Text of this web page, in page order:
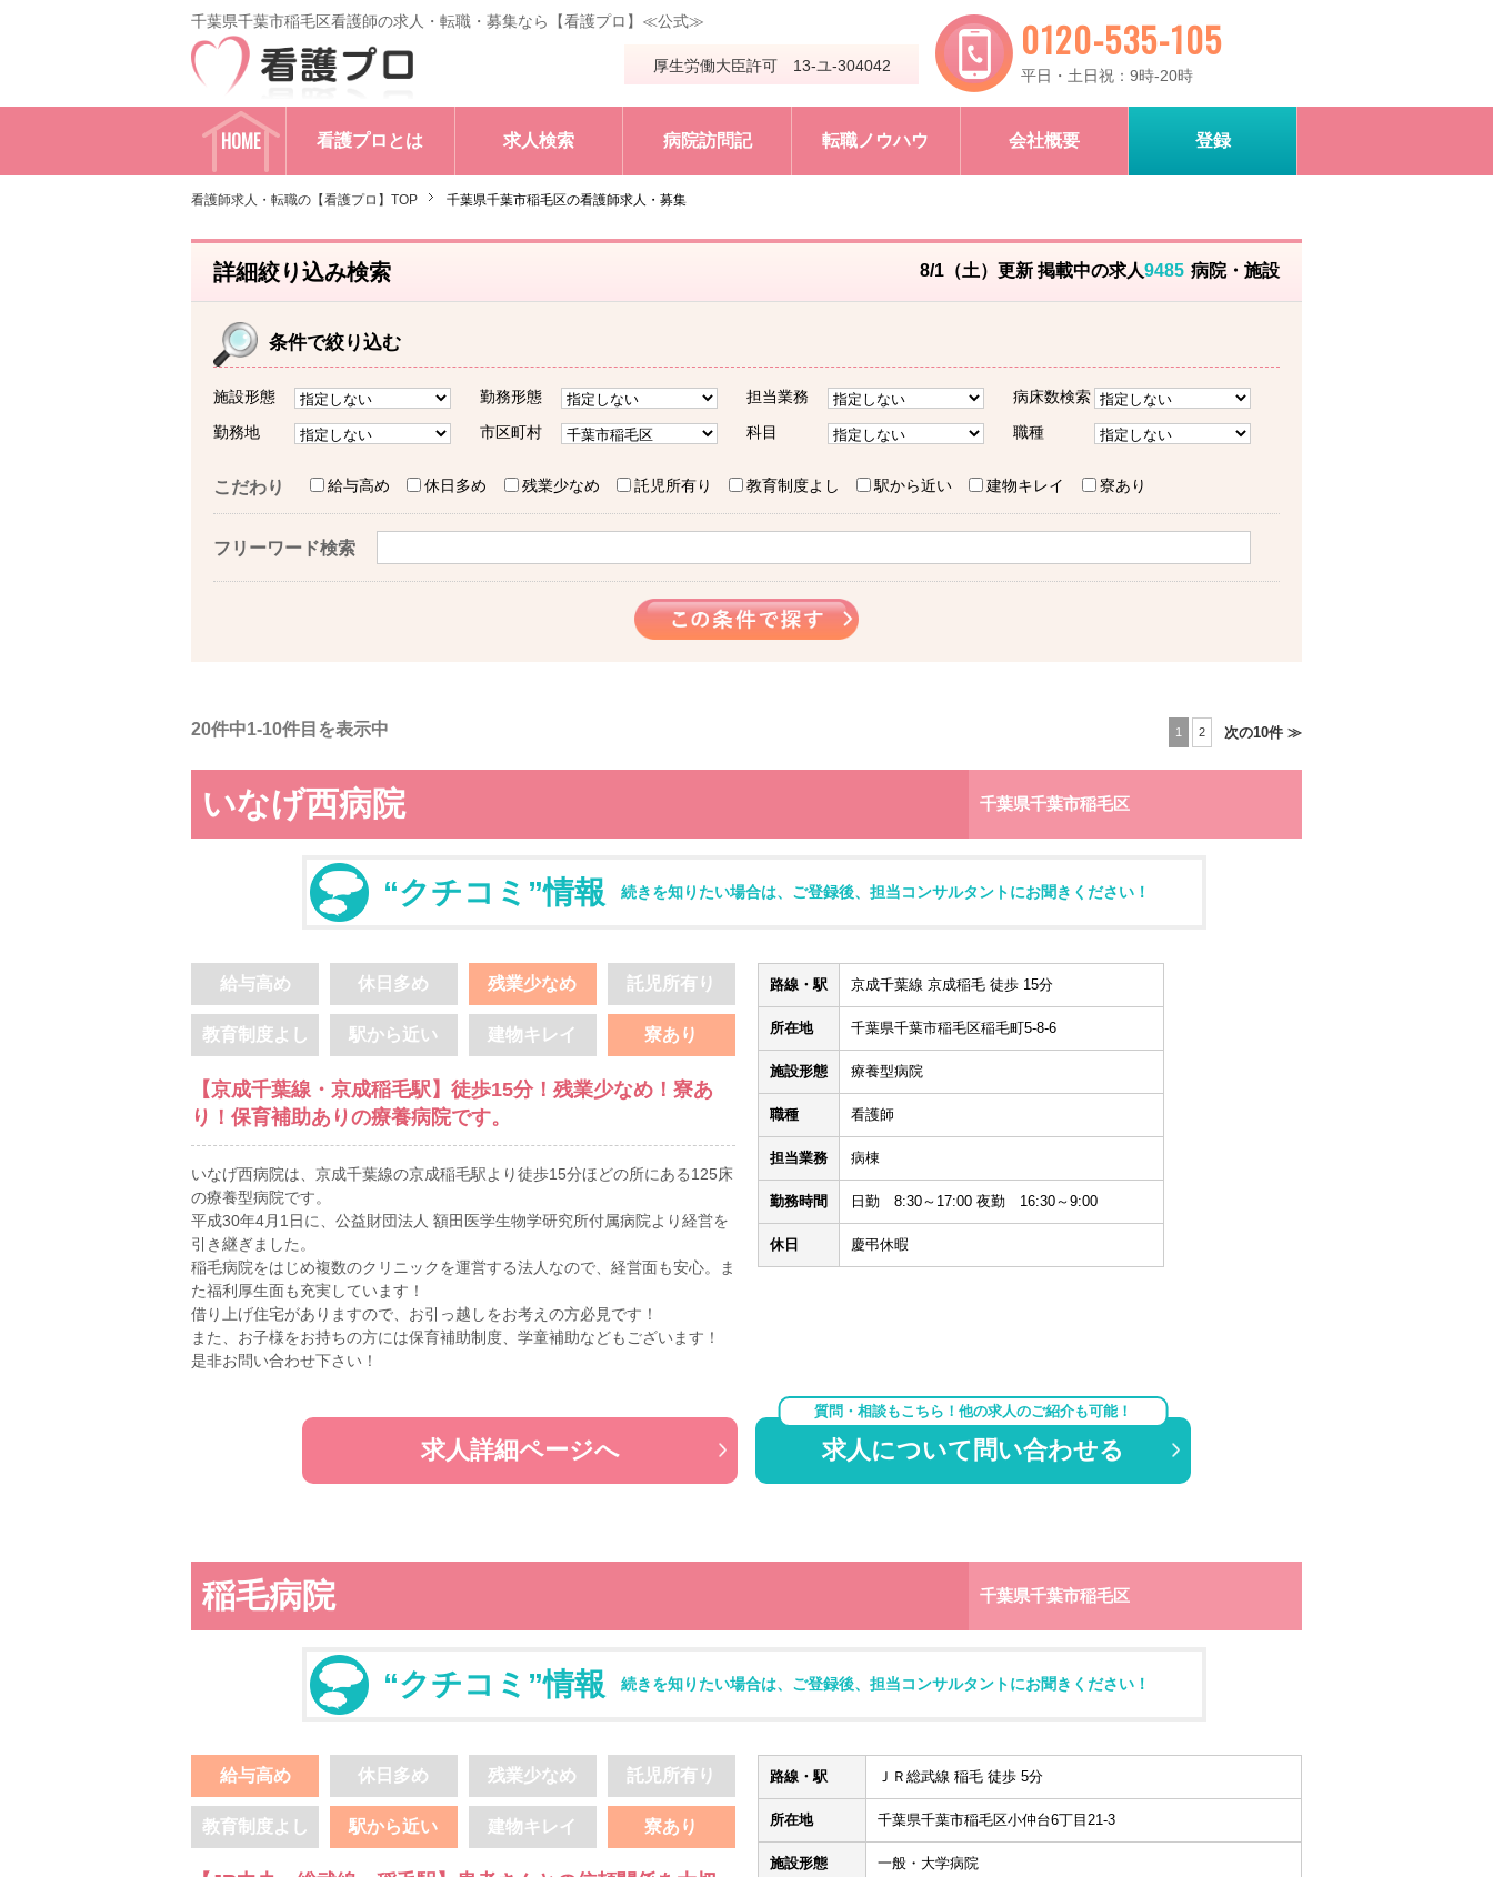
千葉県千葉市稲毛区看護師の求人・転職・募集なら【看護プロ】≪公式≫
厚生労働大臣許可 13-ユ-304042
0120-535-105
平日・土日祝：9時-20時
HOME 看護プロとは 求人検索 病院訪問記 転職ノウハウ 会社概要 登録
看護師求人・転職の【看護プロ】TOP 千葉県千葉市稲毛区の看護師求人・募集
詳細絞り込み検索 8/1（土）更新 掲載中の求人9485 病院・施設
条件で絞り込む
施設形態 勤務形態 担当業務
病床数検索
勤務地
市区町村 科目 職種
こだわり 給与高め 休日多め 残業少なめ 託児所有り 教育制度よし 駅から近い 建物キレイ 寮あり
フリーワード検索
20件中1-10件目を表示中 1 2 次の10件 ≫
いなげ西病院 千葉県千葉市稲毛区
“クチコミ”情報 続きを知りたい場合は、ご登録後、担当コンサルタントにお聞きください！
給与高め 休日多め 残業少なめ 託児所有り
教育制度よし 駅から近い 建物キレイ 寮あり
【京成千葉線・京成稲毛駅】徒歩15分！残業少なめ！寮あ
り！保育補助ありの療養病院です。
いなげ西病院は、京成千葉線の京成稲毛駅より徒歩15分ほどの所にある125床
の療養型病院です。
平成30年4月1日に、公益財団法人 額田医学生物学研究所付属病院より経営を
引き継ぎました。
稲毛病院をはじめ複数のクリニックを運営する法人なので、経営面も安心。ま
た福利厚生面も充実しています！
借り上げ住宅がありますので、お引っ越しをお考えの方必見です！
また、お子様をお持ちの方には保育補助制度、学童補助などもございます！
是非お問い合わせ下さい！
路線・駅 京成千葉線 京成稲毛 徒歩 15分
所在地 千葉県千葉市稲毛区稲毛町5-8-6
施設形態 療養型病院
職種 看護師
担当業務 病棟
勤務時間 日勤 8:30～17:00 夜勤 16:30～9:00
休日 慶弔休暇
求人詳細ページへ
質問・相談もこちら！他の求人のご紹介も可能！
求人について問い合わせる
稲毛病院 千葉県千葉市稲毛区
“クチコミ”情報 続きを知りたい場合は、ご登録後、担当コンサルタントにお聞きください！
給与高め 休日多め 残業少なめ 託児所有り
教育制度よし 駅から近い 建物キレイ 寮あり
路線・駅 ＪＲ総武線 稲毛 徒歩 5分
所在地 千葉県千葉市稲毛区小仲台6丁目21-3
施設形態 一般・大学病院